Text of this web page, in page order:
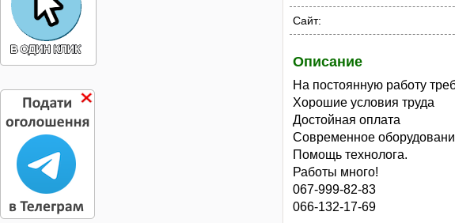
Сайт:
Описание
На постоянную работу
Хорошие условия труда
Достойная оплата
Современное
Помощь технолога.
Работы много!
067-999-82-83
066-132-17-69